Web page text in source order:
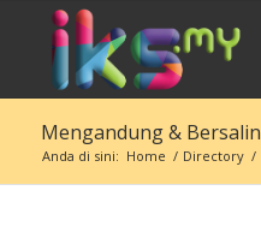
Mengandung & Bersalin
Anda di sini: Home / Directory /